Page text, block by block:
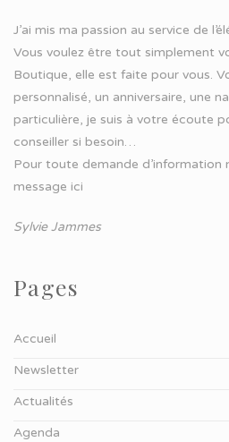
J’ai mis ma passion au service de
Vous voulez être tout simplement
Boutique, elle est faite pour vous.
personnalisé, un anniversaire, une
particulière, je suis à votre écoute
conseiller si besoin…
Pour toute demande d’information
message ici
Sylvie Jammes
Pages
Accueil
Newsletter
Actualités
Agenda